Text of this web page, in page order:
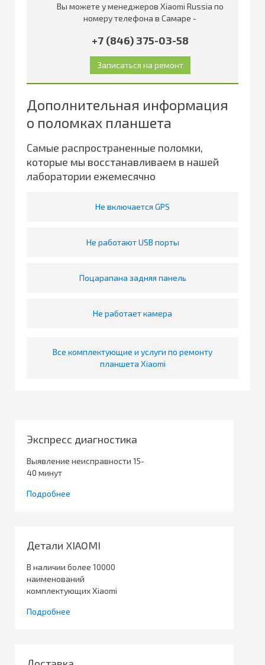
Вы можете у менеджеров Xiaomi Russia по
номеру телефона в Самаре -
+7 (846) 375-03-58
Дополнительная информация
о поломках планшета
Самые распространенные поломки,
которые мы восстанавливаем в нашей
лаборатории ежемесячно
Не включается GPS
Не работают USB порты
Поцарапана задняя панель
Не работает камера
Все комплектующие и услуги по ремонту
планшета Xiaomi
Экспресс диагностика
Выявление неисправности 15-
40 минут
Подробнее
Детали XIAOMI
В наличии более 10000
наименований
комплектующих Xiaomi
Подробнее